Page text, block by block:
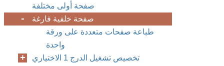
صفحة أولى مختلفة
صفحة خلفية فارغة
طباعة صفحات متعددة على ورقة
واحدة
تخصيص تشغيل الدرج 1 الاختياري‏